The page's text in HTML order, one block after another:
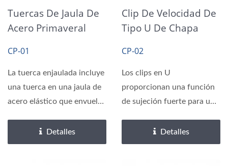
Tuercas De Jaula De
Acero Primaveral
Zinc
CP-01
La tuerca enjaulada incluye
una tuerca en una jaula de
acero elástico que envuelve
Detalles
Clip De Velocidad De
Tipo U De Chapa
Zinc
CP-02
Los clips en U
proporcionan una función
de sujeción fuerte para un
vibraciones...Detalles